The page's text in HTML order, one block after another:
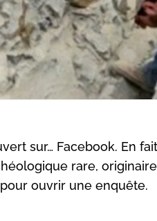
sur… Facebook. En
rare,
ouvrir une enquête.